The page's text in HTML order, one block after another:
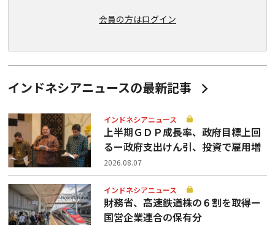
会員の方はログイン
インドネシアニュースの最新記事
インドネシアニュース
上半期ＧＤＰ成長率、政府目標上回
るー政府支出けん引、投資で雇用増
2026.08.07
インドネシアニュース
財務省、高速鉄道株の６割を取得ー
国営企業連合の保有分